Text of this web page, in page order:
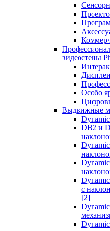
видеостены
Особо
Выдвижные
DB2 и
с
[2]